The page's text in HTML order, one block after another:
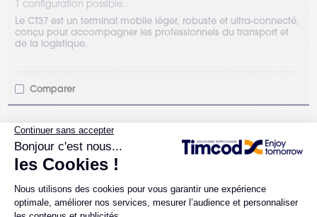
1 configuration possible.
Le CT37 est un terminal mobile léger, robuste et ultra-connecté,
conçu pour accompagner les professionnels du transport et
de la logistique.
Comparer